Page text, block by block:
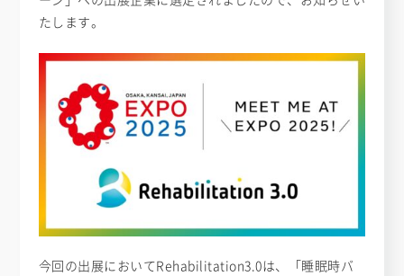
たします。
今回の出展においてRehabilitation3.0は、「睡眠時バ